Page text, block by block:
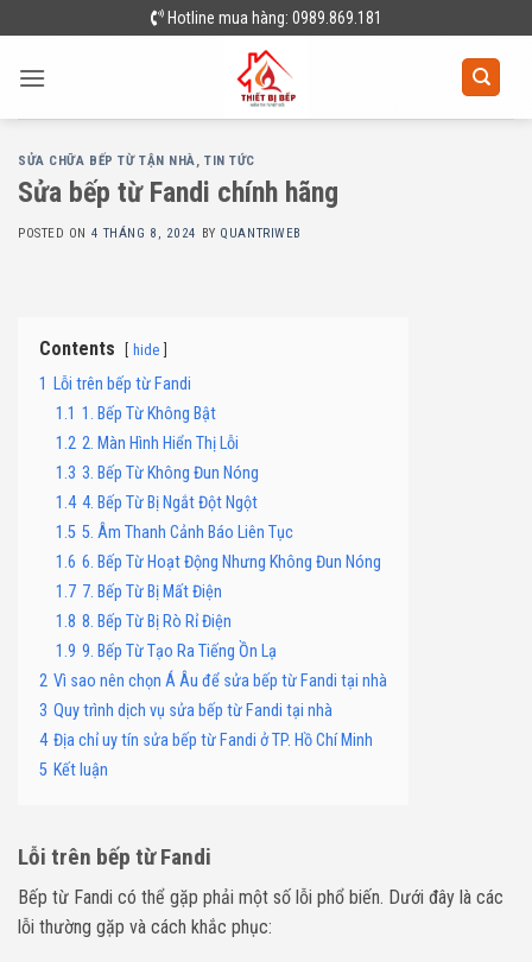
to
content
Hotline mua hàng: 0989.869.181
SỬA CHỮA BẾP TỪ TẬN NHÀ,TIN TỨC
Sửa bếp từ Fandi chính hãng
POSTED ON 4 THÁNG 8, 2024 BY QUANTRIWEB
Contents hide
1 Lỗi trên bếp từ Fandi
1.1 1. Bếp Từ Không Bật
1.2 2. Màn Hình Hiển Thị Lỗi
1.3 3. Bếp Từ Không Đun Nóng
1.4 4. Bếp Từ Bị Ngắt Đột Ngột
1.5 5. Âm Thanh Cảnh Báo Liên Tục
1.6 6. Bếp Từ Hoạt Động Nhưng Không Đun Nóng
1.7 7. Bếp Từ Bị Mất Điện
1.8 8. Bếp Từ Bị Rò Rỉ Điện
1.9 9. Bếp Từ Tạo Ra Tiếng Ồn Lạ
2 Vì sao nên chọn Á Âu để sửa bếp từ Fandi tại nhà
3 Quy trình dịch vụ sửa bếp từ Fandi tại nhà
4 Địa chỉ uy tín sửa bếp từ Fandi ở TP. Hồ Chí Minh
5 Kết luận
Lỗi trên bếp từ Fandi
Bếp từ Fandi có thể gặp phải một số lỗi phổ biến. Dưới đây là các
lỗi thường gặp và cách khắc phục: